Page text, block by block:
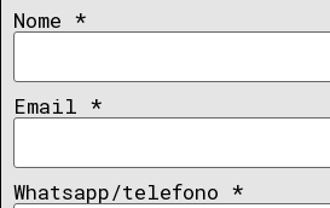
Nome *
Email *
Whatsapp/telefono *